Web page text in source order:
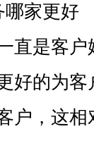
哪家更好
直是客
好的为
户，这